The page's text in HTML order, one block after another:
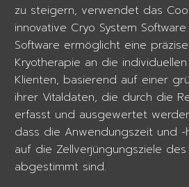
zu steigern, verwendet das
innovative Cryo System
Software ermöglicht eine
Kryotherapie an die
Klienten, basierend auf einer
ihrer Vitaldaten, die durch die
erfasst und ausgewertet
dass die Anwendungszeit und -
auf die Zellverjüngungsziele des
abgestimmt sind.